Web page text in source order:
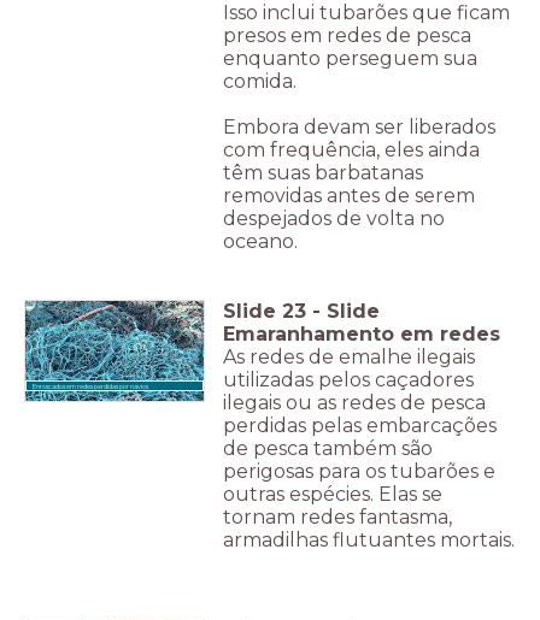
Isso inclui tubarões que ficam
presos em redes de pesca
enquanto perseguem sua
comida.
Embora devam ser liberados
com frequência, eles ainda
têm suas barbatanas
removidas antes de serem
despejados de volta no
oceano.
Enroscados em redes perdidas por navios
Slide 23 - Slide
Emaranhamento em redes
As redes de emalhe ilegais
utilizadas pelos caçadores
ilegais ou as redes de pesca
perdidas pelas embarcações
de pesca também são
perigosas para os tubarões e
outras espécies. Elas se
tornam redes fantasma,
armadilhas flutuantes mortais.